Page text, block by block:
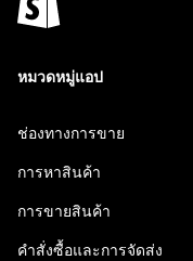
หมวดหมู่แอป
ช่องทางการขาย
การหาสินค้า
การขายสินค้า
คำสั่งซื้อและการจัดส่ง